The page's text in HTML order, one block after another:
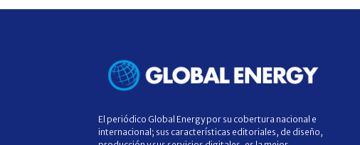
El periódico Global Energy por su cobertura nacional e
internacional; sus características editoriales, de diseño,